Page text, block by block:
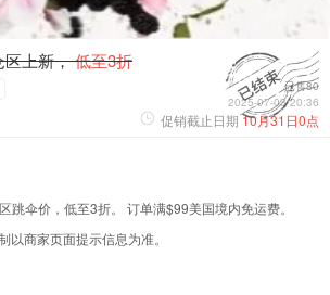
区上新，低至3折
已售80
2025-07-03 20:36
促销截止日期10月31日0点
跳伞价，低至3折。 订单满$99美国境内免运费。
商家页面提示信息为准。